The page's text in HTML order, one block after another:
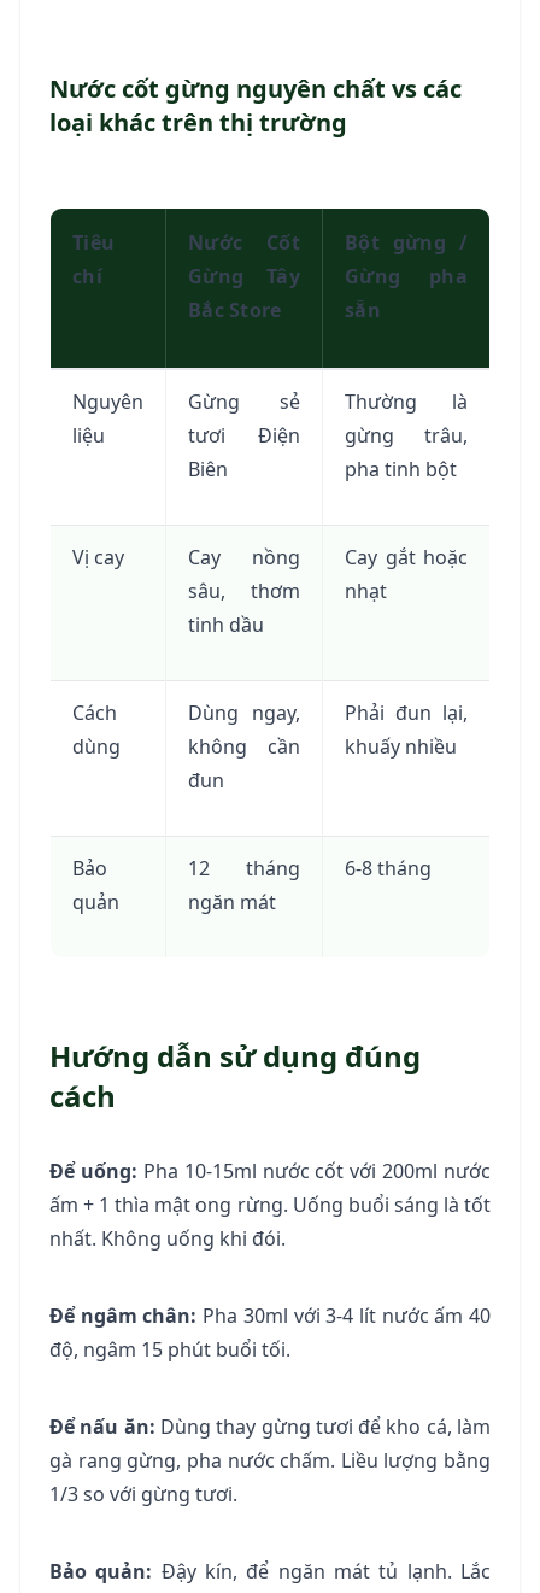
Nước cốt gừng nguyên chất vs các
loại khác trên thị trường
Tiêu
chí
Nước Cốt
Gừng Tây
Bắc Store
Bột gừng /
Gừng pha
sẵn
Nguyên
liệu
Gừng sẻ
tươi Điện
Biên
Thường là
gừng trâu,
pha tinh bột
Vị cay
Cay nồng
sâu, thơm
tinh dầu
Cay gắt hoặc
nhạt
Cách
dùng
Dùng ngay,
không cần
đun
Phải đun lại,
khuấy nhiều
Bảo
quản
12 tháng
ngăn mát
6-8 tháng
Hướng dẫn sử dụng đúng
cách
Để uống: Pha 10-15ml nước cốt với 200ml nước
ấm + 1 thìa mật ong rừng. Uống buổi sáng là tốt
nhất. Không uống khi đói.
Để ngâm chân: Pha 30ml với 3-4 lít nước ấm 40
độ, ngâm 15 phút buổi tối.
Để nấu ăn: Dùng thay gừng tươi để kho cá, làm
gà rang gừng, pha nước chấm. Liều lượng bằng
1/3 so với gừng tươi.
Bảo quản: Đậy kín, để ngăn mát tủ lạnh. Lắc